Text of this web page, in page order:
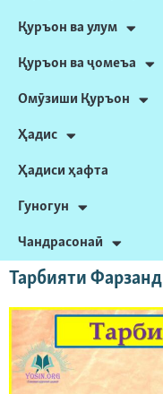
Қуръон ва улум
Қуръон ва ҷомеъа
Омӯзиши Қуръон
Ҳадис
Ҳадиси ҳафта
Гуногун
Чандрасонаӣ
Тарбияти Фарзанд